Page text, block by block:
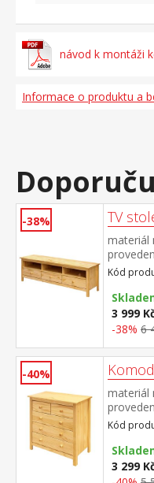
návod k montáži
Informace o produktu a
-38% TV
materiál
Kód
3 999
-38% 6
-40%
materiál
Kód
3 299